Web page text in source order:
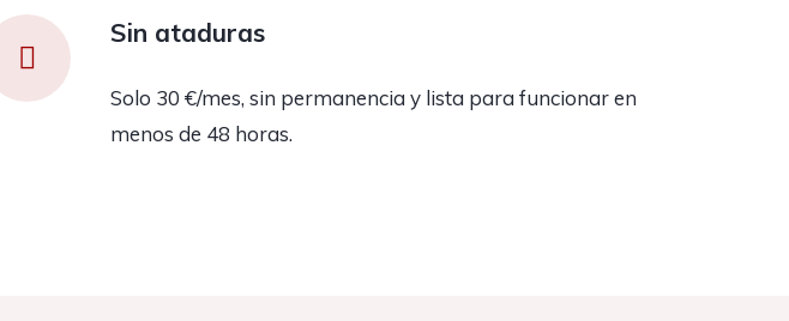
Sin ataduras
Solo 30 €/mes, sin permanencia y lista para funcionar en
menos de 48 horas.